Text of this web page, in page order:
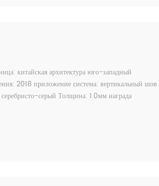
китайская архитектура юго-западный
2018 приложение система: вертикальный шов
серый Толщина: 1.0мм награда